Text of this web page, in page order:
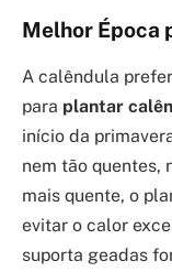
Melhor Época
A calêndula
para plantar
início da
nem tão quentes,
mais quente, o
evitar o calor
suporta geadas